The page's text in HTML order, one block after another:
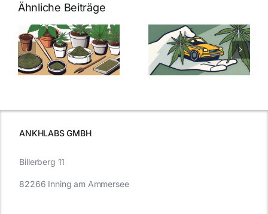
Ähnliche Beiträge
Neue THC-
Grenzwert-
Regelung:
Was Sie über
Cannabis und
müssen
Cannabis
Samen
kaufen: Alles
was Sie
ANKHLABS GMBH
Billerberg 11
82266 Inning am Ammersee